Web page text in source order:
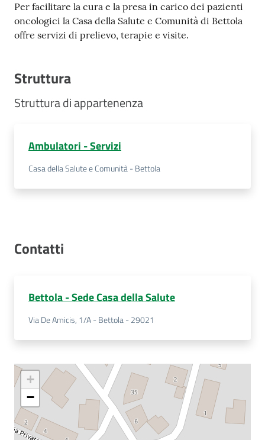
territorio
a
Piacenza
Salute
Scuole
ed Enti
su
Per facilitare la cura e la presa in carico dei pazienti
oncologici la Casa della Salute e Comunità di Bettola
offre servizi di prelievo, terapie e visite.
Struttura
Struttura di appartenenza
Ambulatori - Servizi
Casa della Salute e Comunità - Bettola
Contatti
Bettola - Sede Casa della Salute
Via De Amicis, 1/A - Bettola - 29021
+
−